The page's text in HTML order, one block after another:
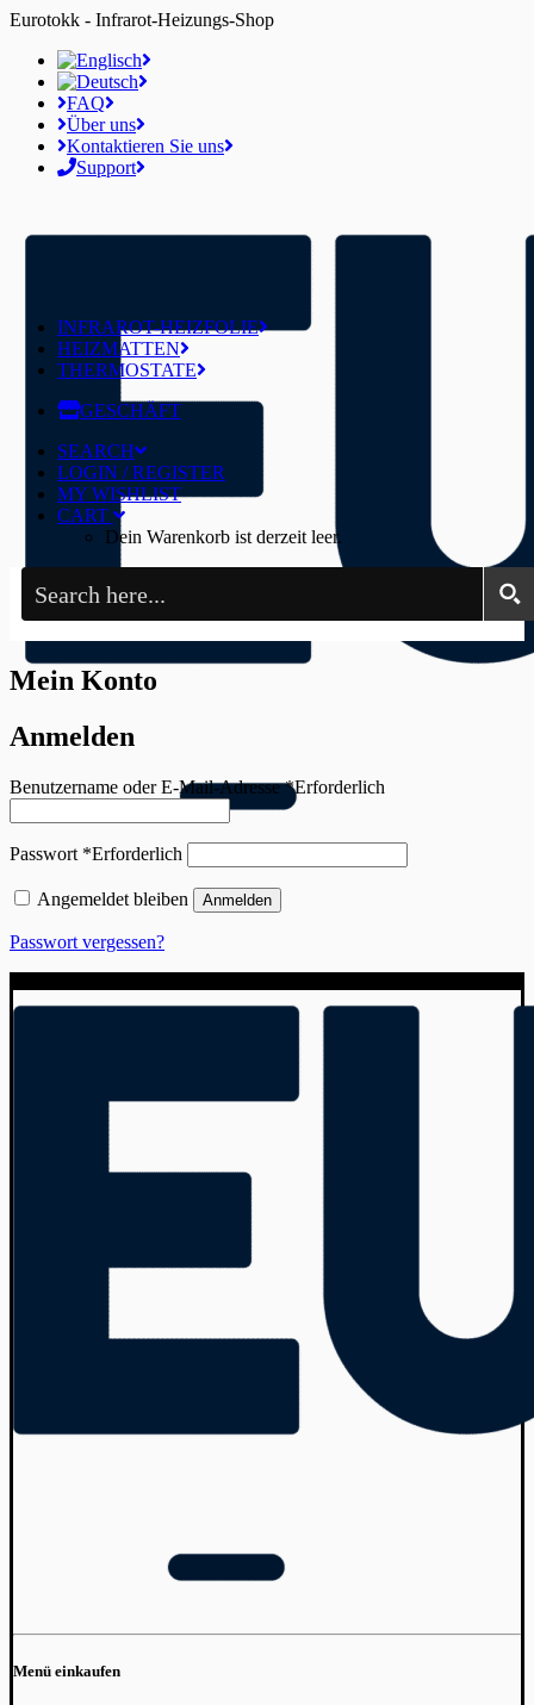
Eurotokk - Infrarot-Heizungs-Shop
FAQ
Über uns
Kontaktieren Sie uns
Support
INFRAROT-HEIZFOLIE
HEIZMATTEN
THERMOSTATE
GESCHÄFT
SEARCH
LOGIN / REGISTER
MY WISHLIST
CART
Dein Warenkorb ist derzeit leer.
Mein Konto
Anmelden
Benutzername oder E-Mail-Adresse*Erforderlich
Passwort *Erforderlich
Angemeldet bleiben Anmelden
Passwort vergessen?
Menü einkaufen